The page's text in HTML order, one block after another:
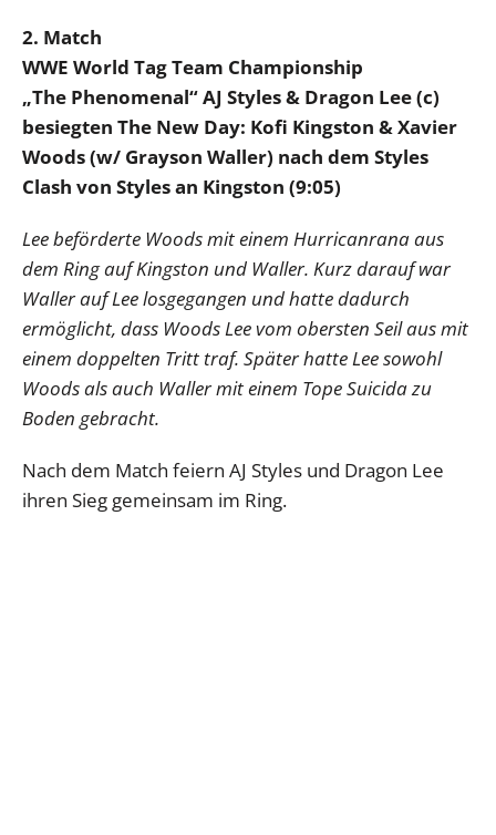
2. Match
WWE World Tag Team Championship
„The Phenomenal“ AJ Styles & Dragon Lee (c)
besiegten The New Day: Kofi Kingston & Xavier
Woods (w/ Grayson Waller) nach dem Styles
Clash von Styles an Kingston (9:05)
Lee beförderte Woods mit einem Hurricanrana aus
dem Ring auf Kingston und Waller. Kurz darauf war
Waller auf Lee losgegangen und hatte dadurch
ermöglicht, dass Woods Lee vom obersten Seil aus mit
einem doppelten Tritt traf. Später hatte Lee sowohl
Woods als auch Waller mit einem Tope Suicida zu
Boden gebracht.
Nach dem Match feiern AJ Styles und Dragon Lee
ihren Sieg gemeinsam im Ring.